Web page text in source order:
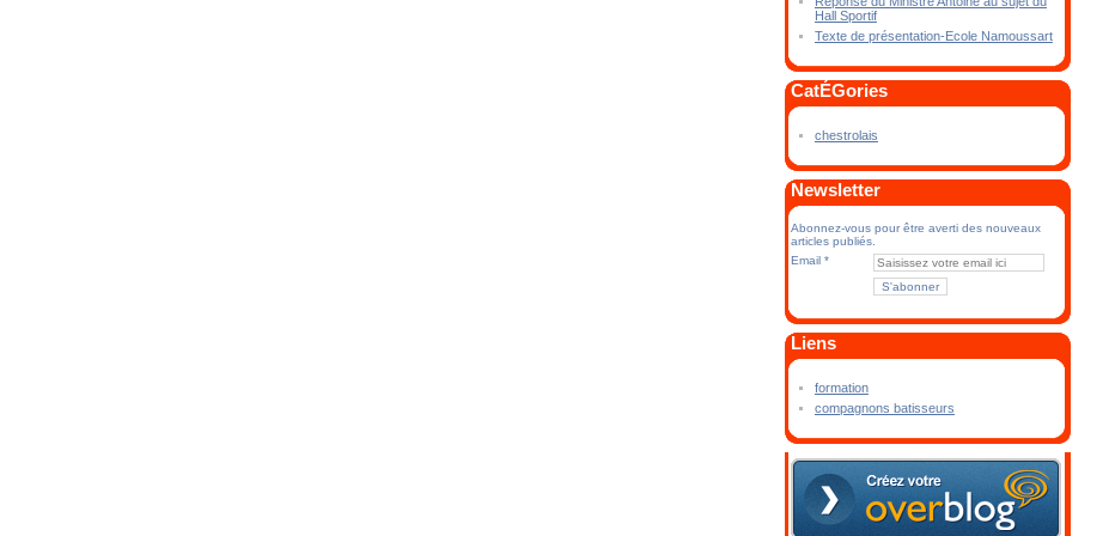
Hall Sportif
Texte de présentation-Ecole Namoussart
CatÉGories
chestrolais
Newsletter
Abonnez-vous pour être averti des nouveaux
articles publiés.
Email
Liens
formation
compagnons batisseurs